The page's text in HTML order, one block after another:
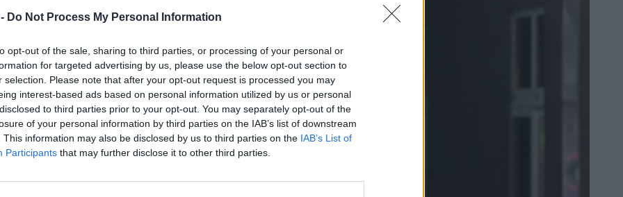
Do Not Process My Personal Information
opt-out of the sale, sharing to third parties, or processing of your personal or
for targeted advertising by us, please use the below opt-out section to
selection. Please note that after your opt-out request is processed you may
interest-based ads based on personal information utilized by us or personal
to third parties prior to your opt-out. You may separately opt-out of the
of your personal information by third parties on the IAB’s list of downstream
This information may also be disclosed by us to third parties on the IAB’s List of
Participants that may further disclose it to other third parties.